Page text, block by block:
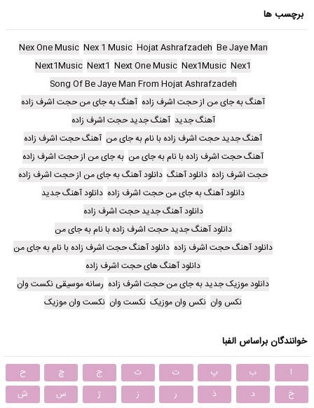
برچسب ها
Be Jaye Man
Hojat Ashrafzadeh
Nex 1 Music
Nex One Music
Nex1
Nex1Music
Next One Music
Next1
Next1Music
Song Of Be Jaye Man From Hojat Ashrafzadeh
آهنگ به جای من از حجت اشرف زاده آهنگ به جای من حجت اشرف زاده
آهنگ جدید آهنگ جدید حجت اشرف زاده
آهنگ جدید حجت اشرف زاده با نام به جای من آهنگ حجت اشرف زاده
آهنگ حجت اشرف زاده با نام به جای من به جای من از حجت اشرف زاده
حجت اشرف زاده دانلود آهنگ دانلود آهنگ به جای من از حجت اشرف زاده
دانلود آهنگ به جای من حجت اشرف زاده دانلود آهنگ جدید
دانلود آهنگ جدید حجت اشرف زاده
دانلود آهنگ جدید حجت اشرف زاده با نام به جای من
دانلود آهنگ حجت اشرف زاده دانلود آهنگ حجت اشرف زاده با نام به جای من
دانلود آهنگ های حجت اشرف زاده
دانلود موزیک جدید به جای من حجت اشرف زاده رسانه موسیقی نکست وان
نکس وان نکس وان موزیک نکست وان نکست وان موزیک
خوانندگان براساس الفبا
ا ب پ ت ث ج چ
ح
خ
د ذ ر ز ژ س
ش